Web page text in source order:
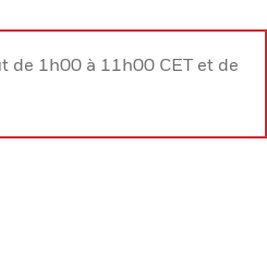
de 1h00 à 11h00 CET et de